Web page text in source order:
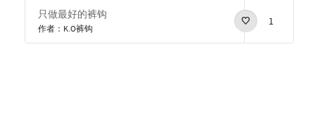
只做最好的裤钩
作者：K.O裤钩
1